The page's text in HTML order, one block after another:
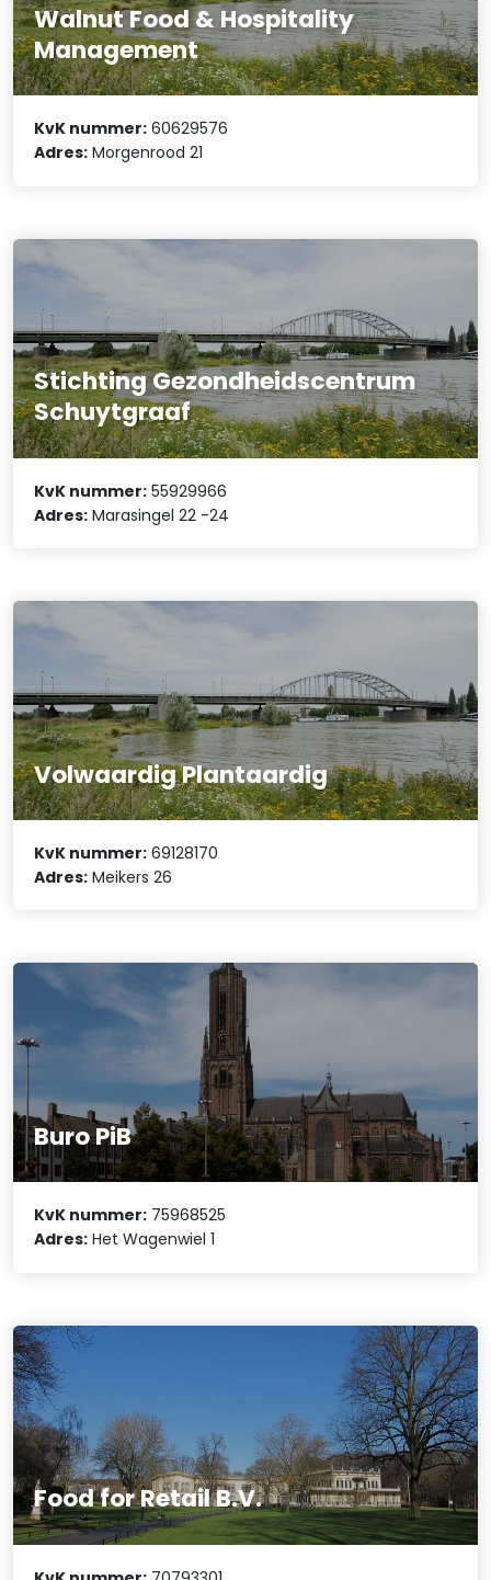
Walnut Food & Hospitality
Management
KvK nummer: 60629576
Adres: Morgenrood 21
Stichting Gezondheidscentrum
Schuytgraaf
KvK nummer: 55929966
Adres: Marasingel 22 -24
Volwaardig Plantaardig
KvK nummer: 69128170
Adres: Meikers 26
Buro PiB
KvK nummer: 75968525
Adres: Het Wagenwiel 1
Food for Retail B.V.